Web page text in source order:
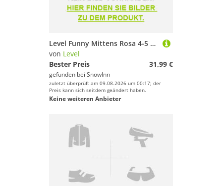
Level Funny Mittens Rosa 4-5 Years Mädchen
von Level
Bester Preis
31,99 €
gefunden bei SnowInn
zuletzt überprüft am 09.08.2026 um 00:17; der
Preis kann sich seitdem geändert haben.
Keine weiteren Anbieter